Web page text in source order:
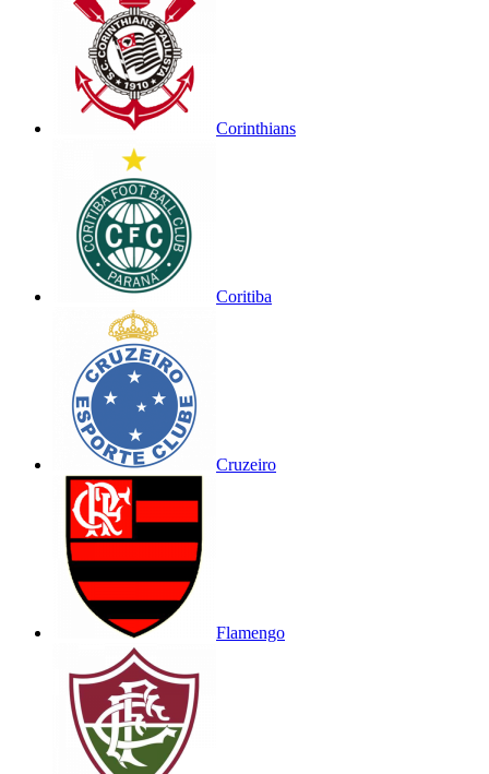
Corinthians
Coritiba
Cruzeiro
Flamengo